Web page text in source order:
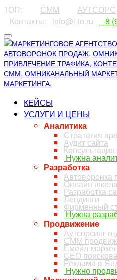
ТОП: СММ АУТСОРС
⠀Контакты:⠀ info@l-io.ru ⠀8
КЕЙСЫ
УСЛУГИ И ЦЕНЫ
Аналитика
Стратегия
Аудит сайта
Нужна
Разработка
Автоворонка
Онлайн
Разработка
Лендинги
Фирменный
Нужна
Продвижение
Аутсорсинг
СММ
Емейл-
СЕО
Реклама в
Нужно